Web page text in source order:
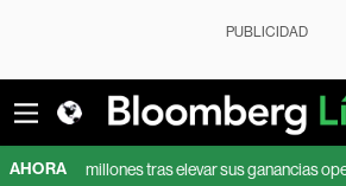
PUBLICIDAD
AHORA
millones tras elevar sus ganancias operativas